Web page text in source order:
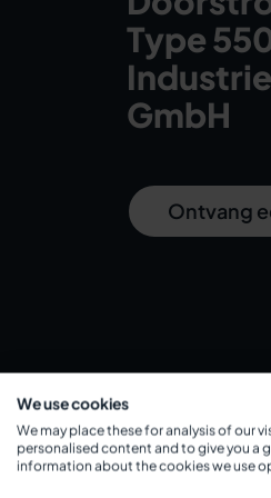
Type
GmbH
Ontvang
We use cookies
We may place these for analysis of our
personalised content and to give you a
information about the cookies we use